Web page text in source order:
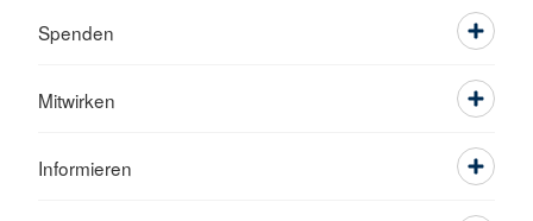
Spenden
Mitwirken
Informieren